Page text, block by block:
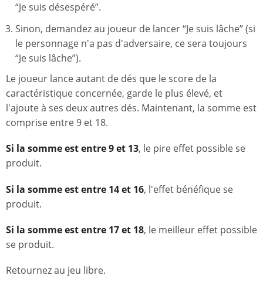
“Je suis désespéré”.
Sinon, demandez au joueur de lancer “Je suis lâche” (si
le personnage n'a pas d'adversaire, ce sera toujours
“Je suis lâche”).
Le joueur lance autant de dés que le score de la
caractéristique concernée, garde le plus élevé, et
l'ajoute à ses deux autres dés. Maintenant, la somme est
comprise entre 9 et 18.
Si la somme est entre 9 et 13, le pire effet possible se
produit.
Si la somme est entre 14 et 16, l'effet bénéfique se
produit.
Si la somme est entre 17 et 18, le meilleur effet possible
se produit.
Retournez au jeu libre.